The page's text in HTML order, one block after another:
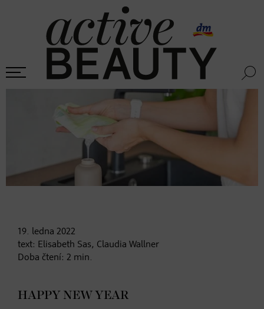
19. ledna 2022
text: Elisabeth Sas, Claudia Wallner
Doba čtení: 2 min.
HAPPY NEW YEAR